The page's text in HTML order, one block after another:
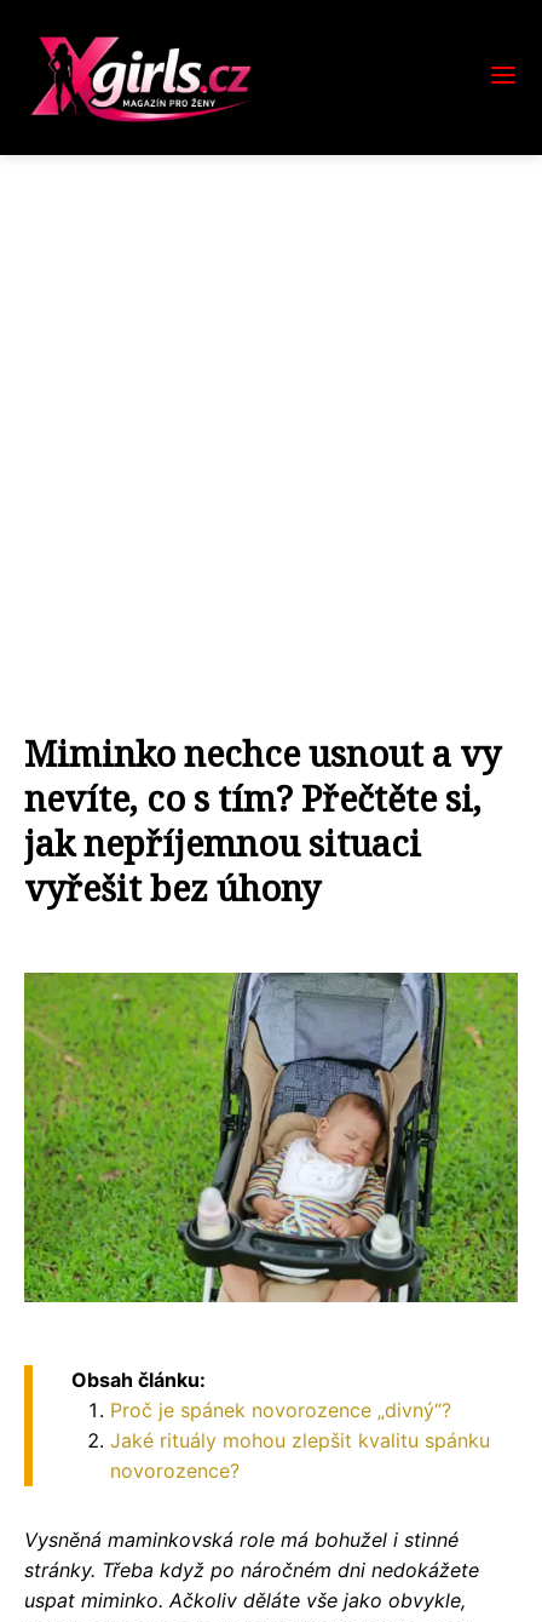
Miminko nechce usnout a vy
nevíte, co s tím? Přečtěte si,
jak nepříjemnou situaci
vyřešit bez úhony
Obsah článku:
​Proč je spánek novorozence „divný“?
​Jaké rituály mohou zlepšit kvalitu spánku
novorozence?
Vysněná maminkovská role má bohužel i stinné
stránky. Třeba když po náročném dni nedokážete
uspat miminko. Ačkoliv děláte vše jako obvykle,